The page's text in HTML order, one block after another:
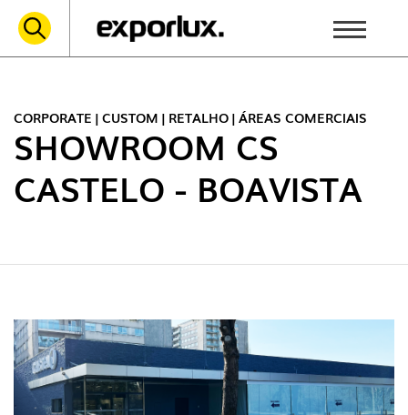
CORPORATE | CUSTOM | RETALHO | ÁREAS COMERCIAIS
SHOWROOM CS
CASTELO - BOAVISTA